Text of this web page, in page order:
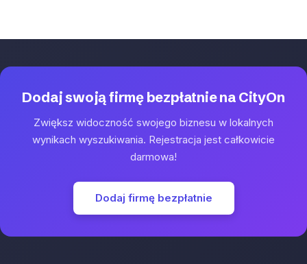
Dodaj swoją firmę bezpłatnie na CityOn
Zwiększ widoczność swojego biznesu w lokalnych
wynikach wyszukiwania. Rejestracja jest całkowicie
darmowa!
Dodaj firmę bezpłatnie